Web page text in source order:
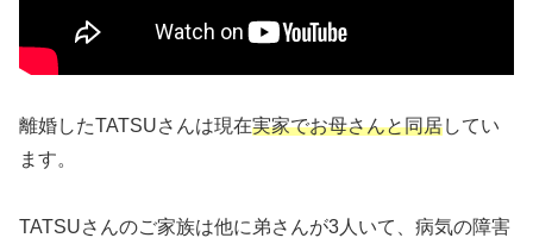
離婚したTATSUさんは現在実家でお母さんと同居してい
ます。
TATSUさんのご家族は他に弟さんが3人いて、病気の障害